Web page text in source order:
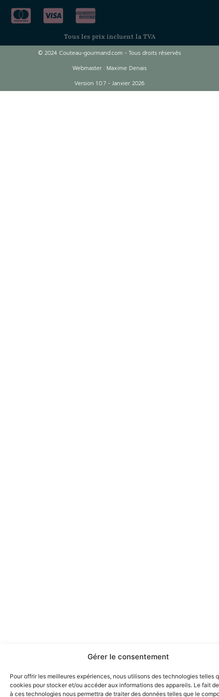
Gérer le consentement
Pour offrir les meilleures expériences, nous utilisons des technologies telles
cookies pour stocker et/ou accéder aux informations des appareils. Le fait
à ces technologies nous permettra de traiter des données telles que le
Tous les prix incluent la TVA
© 2024 Couteau-gourmand.com - Tous droits réservés
Webmaster : Maxime Denais
Version 1.0.7 - Janvier 2026